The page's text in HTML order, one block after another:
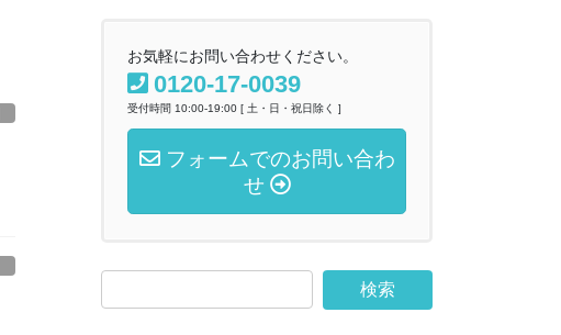
お気軽にお問い合わせください。
0120-17-0039
受付時間 10:00-19:00 [ 土・日・祝日除く ]
フォームでのお問い合わ
せ
索: